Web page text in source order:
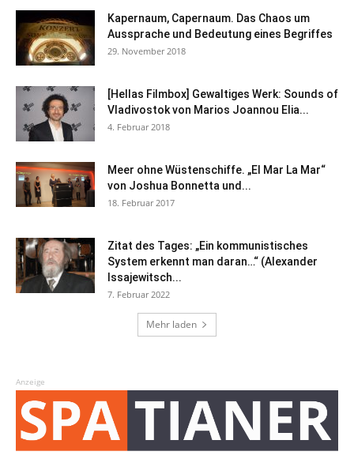
Kapernaum, Capernaum. Das Chaos um
Aussprache und Bedeutung eines Begriffes
29. November 2018
[Hellas Filmbox] Gewaltiges Werk: Sounds of
Vladivostok von Marios Joannou Elia...
4. Februar 2018
Meer ohne Wüstenschiffe. „El Mar La Mar“
von Joshua Bonnetta und...
18. Februar 2017
Zitat des Tages: „Ein kommunistisches
System erkennt man daran…“ (Alexander
Issajewitsch...
7. Februar 2022
Mehr laden
Anzeige